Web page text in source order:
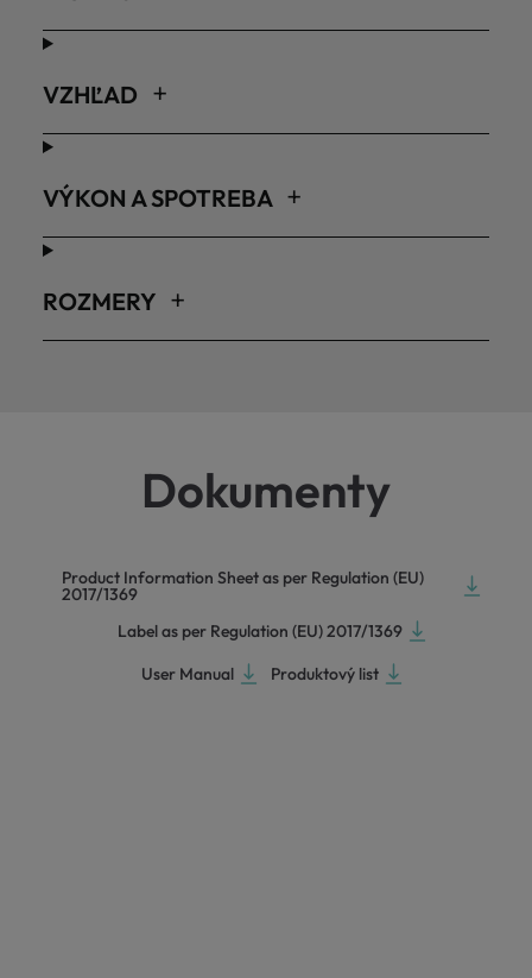
VZHĽAD
VÝKON A SPOTREBA
ROZMERY
Dokumenty
Product Information Sheet as per Regulation (EU)
2017/1369
Label as per Regulation (EU) 2017/1369
User Manual
Produktový list